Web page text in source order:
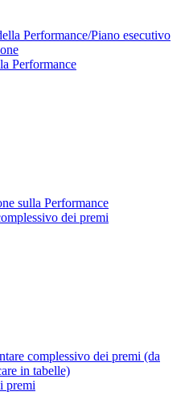
Performance/Piano esecutivo
Performance
sulla Performance
dei premi
complessivo dei premi (da
in tabelle)
premi